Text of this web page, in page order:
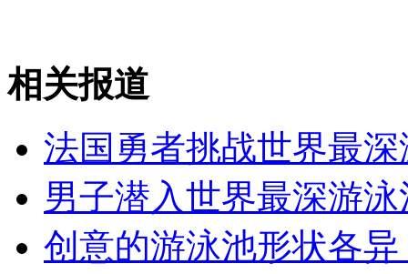
追尾被判赔685元 的哥赌气全用1毛
山西运城恶犬咬伤多人 警民合力深夜将其击毙
女孩北京地铁殴打老人 痛下狠手拳打脚踢
相关报道
法国勇者挑战世界最深
男子潜入世界最深游
创意的游泳池形状各